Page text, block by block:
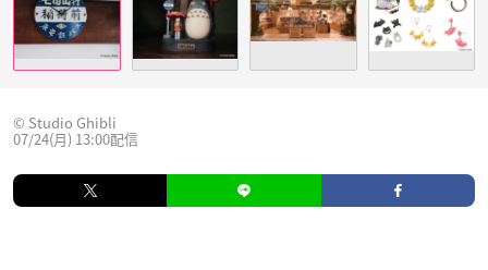
© Studio Ghibli
07/24(月) 13:00配信